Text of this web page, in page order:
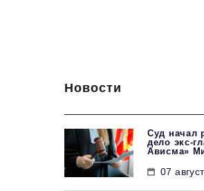
Новости
Суд начал
дело экс-
Ависма»
07